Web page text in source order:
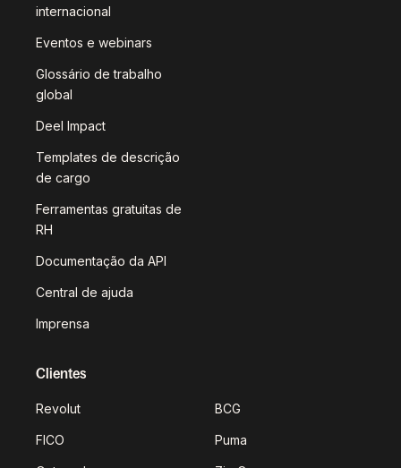
internacional
Eventos e webinars
Glossário de trabalho
global
Deel Impact
Templates de descrição
de cargo
Ferramentas gratuitas de
RH
Documentação da API
Central de ajuda
Imprensa
Clientes
Revolut BCG
FICO Puma